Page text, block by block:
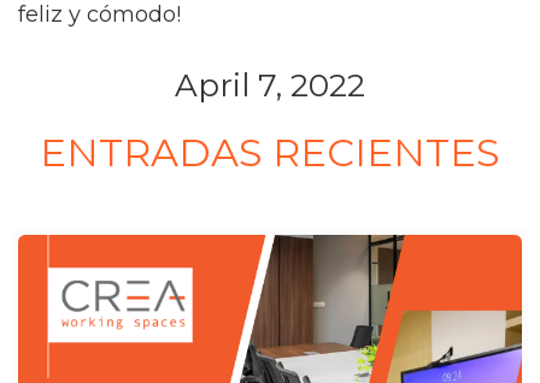
feliz y cómodo!
April 7, 2022
ENTRADAS RECIENTES